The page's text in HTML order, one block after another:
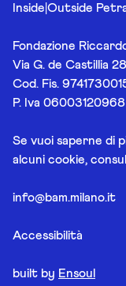
Inside|Outside
Fondazione
Via G. de Castillia 28
Cod. Fis.
P. Iva 06003120968
Se vuoi saperne di
alcuni cookie,
info@bam.milano.it
Accessibilità
built by Ensoul